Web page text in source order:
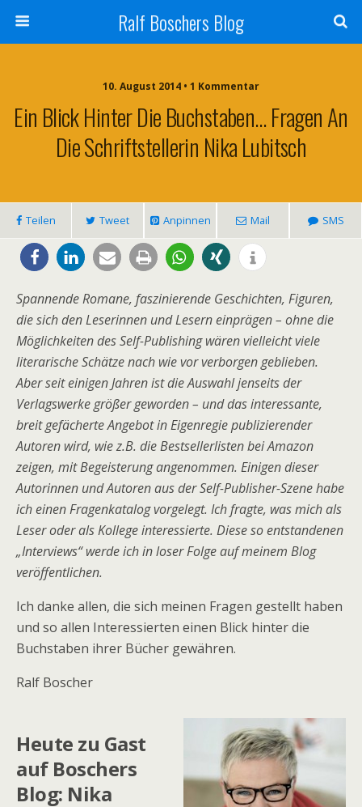
Ralf Boschers Blog
10. August 2014 • 1 Kommentar
Ein Blick Hinter Die Buchstaben… Fragen An
Die Schriftstellerin Nika Lubitsch
Teilen Tweet Anpinnen Mail SMS
Spannende Romane, faszinierende Geschichten, Figuren,
die sich den Leserinnen und Lesern einprägen – ohne die
Möglichkeiten des Self-Publishing wären vielleicht viele
literarische Schätze nach wie vor verborgen geblieben.
Aber seit einigen Jahren ist die Auswahl jenseits der
Verlagswerke größer geworden – und das interessante,
breit gefächerte Angebot in Eigenregie publizierender
Autoren wird, wie z.B. die Bestsellerlisten bei Amazon
zeigen, mit Begeisterung angenommen. Einigen dieser
Autorinnen und Autoren aus der Self-Publisher-Szene habe
ich einen Fragenkatalog vorgelegt. Ich fragte, was mich als
Leser oder als Kollege interessierte. Diese so entstandenen
„Interviews“ werde ich in loser Folge auf meinem Blog
veröffentlichen.
Ich danke allen, die sich meinen Fragen gestellt haben
und so allen Interessierten einen Blick hinter die
Buchstaben ihrer Bücher gewähren.
Ralf Boscher
Heute zu Gast
auf Boschers
Blog: Nika